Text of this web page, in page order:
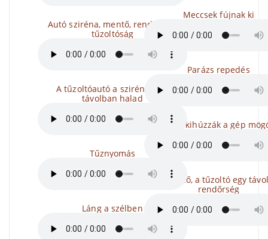
Autó sziréna, mentő, rendőrség,
tűzoltóság
A tűzoltóautó a szirénával a
távolban halad
Tűznyomás
Láng a szélben
Meccsek fújnak ki
Parázs repedés
A tömlőt kihúzzák a gép
A mentő, a tűzoltó egy
rendőrség